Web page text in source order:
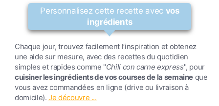
Personnalisez cette recette avec vos
ingrédients
Chaque jour, trouvez facilement l’inspiration et obtenez
une aide sur mesure, avec des recettes du quotidien
simples et rapides comme "Chili con carne express", pour
cuisiner les ingrédients de vos courses de la semaine que
vous avez commandées en ligne (drive ou livraison à
domicile).Je découvre ...